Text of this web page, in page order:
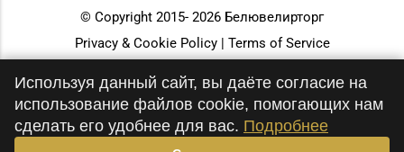
© Copyright 2015- 2026 Белювелирторг
Privacy & Cookie Policy | Terms of Service
Используя данный сайт, вы даёте согласие на
использование файлов cookie, помогающих нам
сделать его удобнее для вас. Подробнее